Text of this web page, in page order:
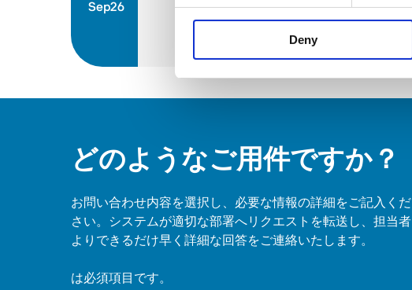
Deny
Sep26
どのようなご用件ですか？
お問い合わせ内容を選択し、必要な情報の詳細をご記入くだ
さい。システムが適切な部署へリクエストを転送し、担当者
よりできるだけ早く詳細な回答をご連絡いたします。
は必須項目です。